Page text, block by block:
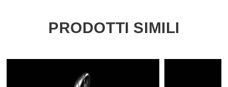
PRODOTTI SIMILI